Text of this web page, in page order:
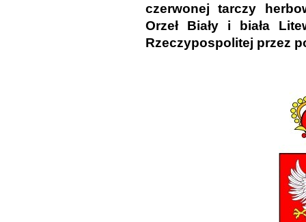
czerwonej tarczy
Orzeł Biały i biała
Rzeczypospolitej przez